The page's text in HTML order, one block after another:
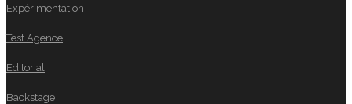
Expérimentation
Test Agence
Editorial
Backstage